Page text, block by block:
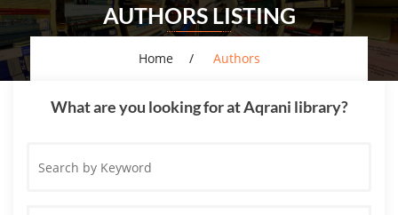
AUTHORS LISTING
Home Authors
What are you looking for at Aqrani library?
by